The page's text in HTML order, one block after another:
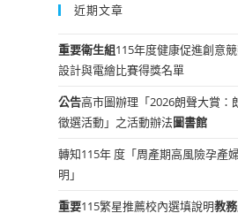
近期文章
重要衛生組115年度健康促進創意
設計與電繪比賽得獎名單
公告高市圖辦理「2026朗聲大賞：
徵選活動」之活動辦法圖書館
轉知115年 度「周產期高風險孕產
明」
重要115繁星推薦校內選填說明教